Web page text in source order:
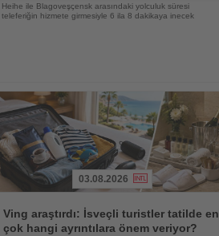
Heihe ile Blagoveşçensk arasındaki yolculuk süresi
teleferiğin hizmete girmesiyle 6 ila 8 dakikaya inecek
Oku
03.08.2026
Ving araştırdı: İsveçli turistler tatilde en
çok hangi ayrıntılara önem veriyor?